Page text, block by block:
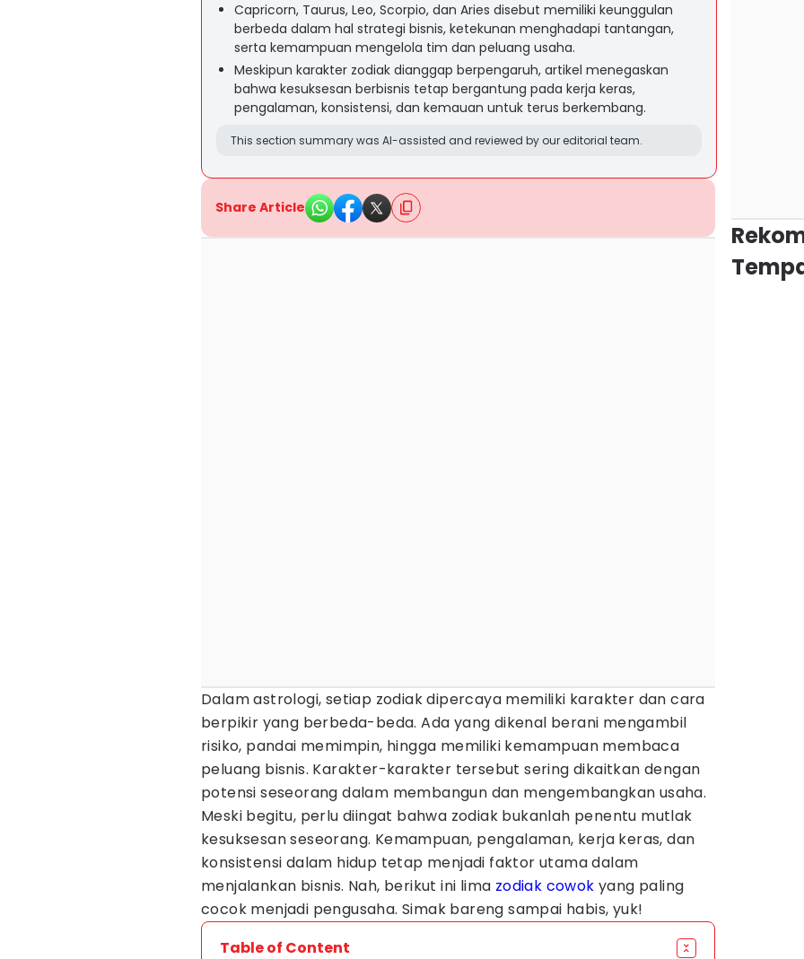
Capricorn, Taurus, Leo, Scorpio, dan Aries disebut memiliki keunggulan
berbeda dalam hal strategi bisnis, ketekunan menghadapi tantangan,
serta kemampuan mengelola tim dan peluang usaha.
Meskipun karakter zodiak dianggap berpengaruh, artikel menegaskan
bahwa kesuksesan berbisnis tetap bergantung pada kerja keras,
pengalaman, konsistensi, dan kemauan untuk terus berkembang.
This section summary was AI-assisted and reviewed by our editorial team.
Share Article
Dalam astrologi, setiap zodiak dipercaya memiliki karakter dan cara
berpikir yang berbeda-beda. Ada yang dikenal berani mengambil
risiko, pandai memimpin, hingga memiliki kemampuan membaca
peluang bisnis. Karakter-karakter tersebut sering dikaitkan dengan
potensi seseorang dalam membangun dan mengembangkan usaha.
Meski begitu, perlu diingat bahwa zodiak bukanlah penentu mutlak
kesuksesan seseorang. Kemampuan, pengalaman, kerja keras, dan
konsistensi dalam hidup tetap menjadi faktor utama dalam
menjalankan bisnis. Nah, berikut ini lima zodiak cowok yang paling
cocok menjadi pengusaha. Simak bareng sampai habis, yuk!
Table of Content